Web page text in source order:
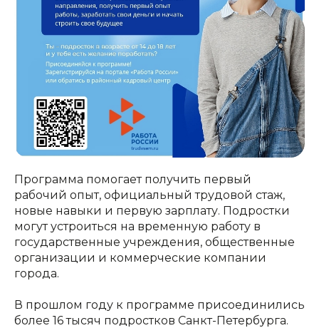
Программа помогает получить первый
рабочий опыт, официальный трудовой стаж,
новые навыки и первую зарплату. Подростки
могут устроиться на временную работу в
государственные учреждения, общественные
организации и коммерческие компании
города.
В прошлом году к программе присоединились
более 16 тысяч подростков Санкт-Петербурга.